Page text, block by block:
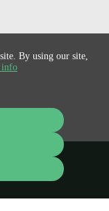
By using our site,
info